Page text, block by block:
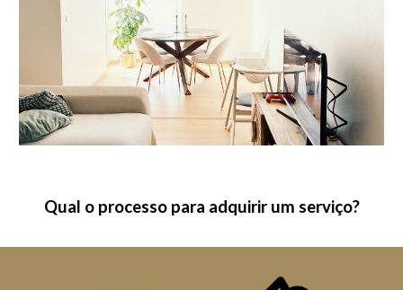
Qual o processo para adquirir um serviço?